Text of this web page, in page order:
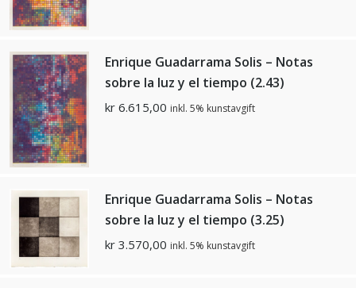
Enrique Guadarrama Solis – Notas
sobre la luz y el tiempo (2.43)
kr 6.615,00 inkl. 5% kunstavgift
Enrique Guadarrama Solis – Notas
sobre la luz y el tiempo (3.25)
kr 3.570,00 inkl. 5% kunstavgift